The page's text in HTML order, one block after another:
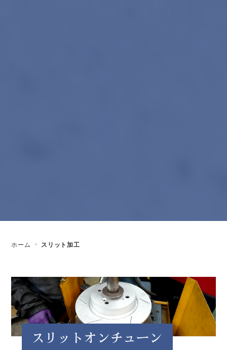
ホーム スリット加工
スリットオンチューン